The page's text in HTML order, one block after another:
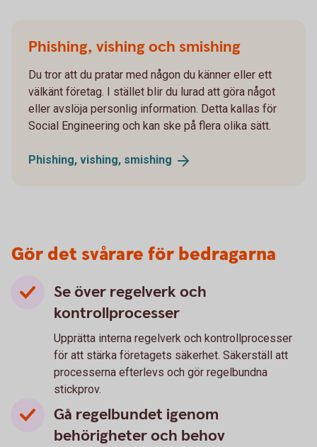
Phishing, vishing och smishing
Du tror att du pratar med någon du känner eller ett
välkänt företag. I stället blir du lurad att göra något
eller avslöja personlig information. Detta kallas för
Social Engineering och kan ske på flera olika sätt.
Phishing, vishing, smishing
Gör det svårare för bedragarna
Se över regelverk och
kontrollprocesser
Upprätta interna regelverk och kontrollprocesser
för att stärka företagets säkerhet. Säkerställ att
processerna efterlevs och gör regelbundna
stickprov.
Gå regelbundet igenom
behörigheter och behov